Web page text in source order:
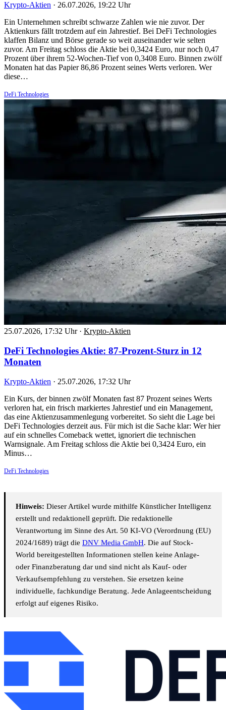
Krypto-Aktien · 26.07.2026, 19:22 Uhr
Ein Unternehmen schreibt schwarze Zahlen wie nie zuvor. Der
Aktienkurs fällt trotzdem auf ein Jahrestief. Bei DeFi Technologies
klaffen Bilanz und Börse gerade so weit auseinander wie selten
zuvor. Am Freitag schloss die Aktie bei 0,3424 Euro, nur noch 0,47
Prozent über ihrem 52-Wochen-Tief von 0,3408 Euro. Binnen zwölf
Monaten hat das Papier 86,86 Prozent seines Werts verloren. Wer
diese…
DeFi Technologies
25.07.2026, 17:32 Uhr · Krypto-Aktien
DeFi Technologies Aktie: 87-Prozent-Sturz in 12
Monaten
Krypto-Aktien · 25.07.2026, 17:32 Uhr
Ein Kurs, der binnen zwölf Monaten fast 87 Prozent seines Werts
verloren hat, ein frisch markiertes Jahrestief und ein Management,
das eine Aktienzusammenlegung vorbereitet. So sieht die Lage bei
DeFi Technologies derzeit aus. Für mich ist die Sache klar: Wer hier
auf ein schnelles Comeback wettet, ignoriert die technischen
Warnsignale. Am Freitag schloss die Aktie bei 0,3424 Euro, ein
Minus…
DeFi Technologies
Hinweis: Dieser Artikel wurde mithilfe Künstlicher Intelligenz
erstellt und redaktionell geprüft. Die redaktionelle
Verantwortung im Sinne des Art. 50 KI-VO (Verordnung (EU)
2024/1689) trägt die DNV Media GmbH. Die auf Stock-
World bereitgestellten Informationen stellen keine Anlage-
oder Finanzberatung dar und sind nicht als Kauf- oder
Verkaufsempfehlung zu verstehen. Sie ersetzen keine
individuelle, fachkundige Beratung. Jede Anlageentscheidung
erfolgt auf eigenes Risiko.